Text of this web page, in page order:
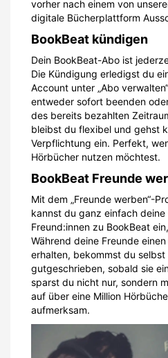
vorher nach einem von
digitale Bücherplattform
BookBeat kündigen
Dein BookBeat-Abo ist
Die Kündigung erledigst du
Account unter „Abo
entweder sofort beenden
des bereits bezahlten
bleibst du flexibel und gehst
Verpflichtung ein. Perfekt,
Hörbücher nutzen möchtest.
BookBeat Freunde
Mit dem „Freunde werben“-
kannst du ganz einfach deine
Freund:innen zu BookBeat
Während deine Freunde
erhalten, bekommst du
gutgeschrieben, sobald sie
sparst du nicht nur, sondern
auf über eine Million
aufmerksam.